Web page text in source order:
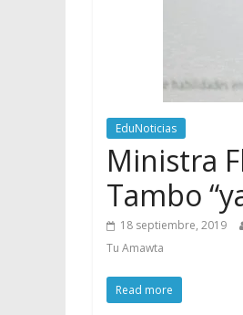
EduNoticias
Ministra
Tambo
18 septiembre, 2019
Tu Amawta
Read more